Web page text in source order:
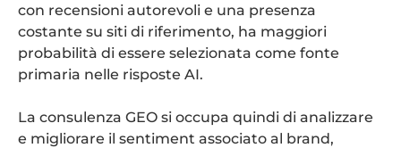
con recensioni autorevoli e una presenza
costante su siti di riferimento, ha maggiori
probabilità di essere selezionata come fonte
primaria nelle risposte AI.
La consulenza GEO si occupa quindi di analizzare
e migliorare il sentiment associato al brand,